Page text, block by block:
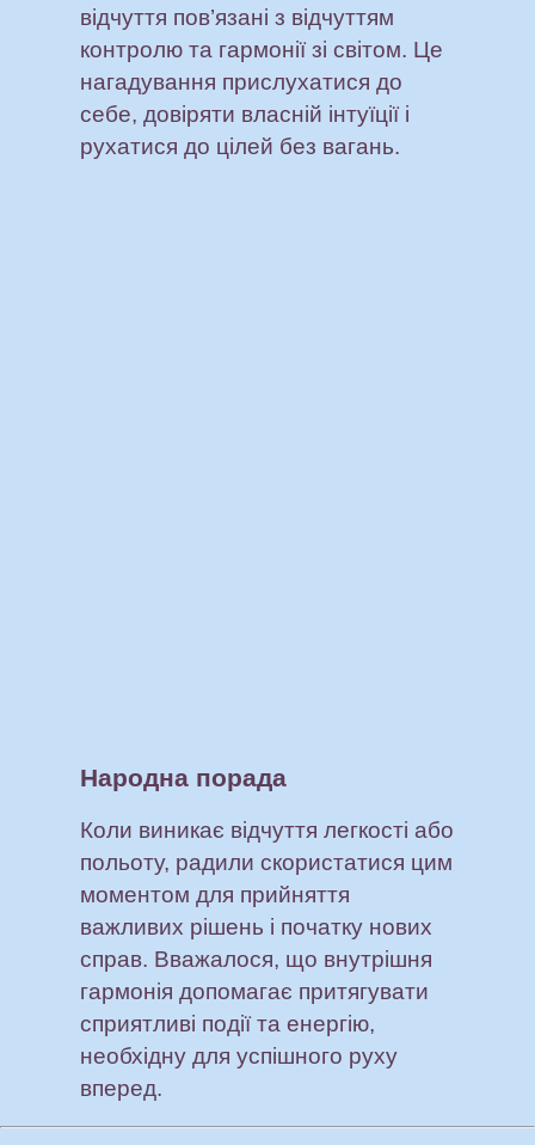
відчуття пов’язані з відчуттям
контролю та гармонії зі світом. Це
нагадування прислухатися до
себе, довіряти власній інтуїції і
рухатися до цілей без вагань.
Народна порада
Коли виникає відчуття легкості або
польоту, радили скористатися цим
моментом для прийняття
важливих рішень і початку нових
справ. Вважалося, що внутрішня
гармонія допомагає притягувати
сприятливі події та енергію,
необхідну для успішного руху
вперед.